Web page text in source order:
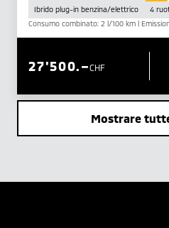
Ibrido plug-in benzina/elettrico
4
Consumo combinato: 2 l/100 km |
CHF
27'500.–
Mostrare